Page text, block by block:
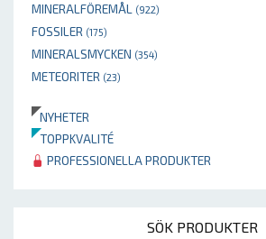
MINERALFÖREMÅL (922)
FOSSILER (175)
MINERALSMYCKEN (354)
METEORITER (23)
NYHETER
TOPPKVALITÉ
PROFESSIONELLA PRODUKTER
SÖK PRODUKTER